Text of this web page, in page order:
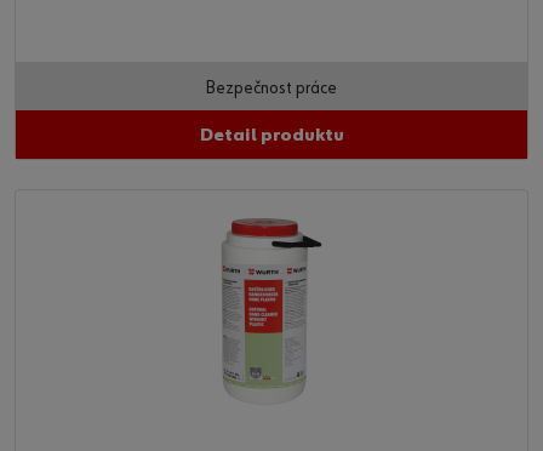
Bezpečnost práce
Detail produktu